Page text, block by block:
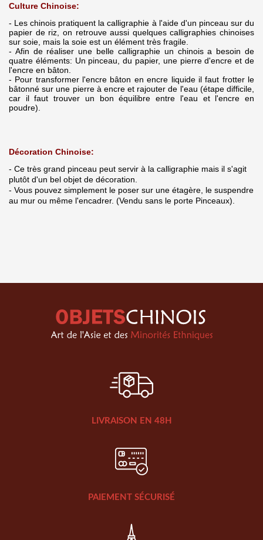
Culture Chinoise:
- Les chinois pratiquent la calligraphie à l'aide d'un pinceau sur du
papier de riz, on retrouve aussi quelques calligraphies chinoises
sur soie, mais la soie est un élément très fragile.
- Afin de réaliser une belle calligraphie un chinois a besoin de
quatre éléments: Un pinceau, du papier, une pierre d'encre et de
l'encre en bâton.
- Pour transformer l'encre bâton en encre liquide il faut frotter le
bâtonné sur une pierre à encre et rajouter de l'eau (étape difficile,
car il faut trouver un bon équilibre entre l'eau et l'encre en
poudre).
Décoration Chinoise:
- Ce très grand pinceau peut servir à la calligraphie mais il s'agit
plutôt d'un bel objet de décoration.
- Vous pouvez simplement le poser sur une étagère, le suspendre
au mur ou même l'encadrer. (Vendu sans le porte Pinceaux).
LIVRAISON EN 48H
PAIEMENT SÉCURISÉ